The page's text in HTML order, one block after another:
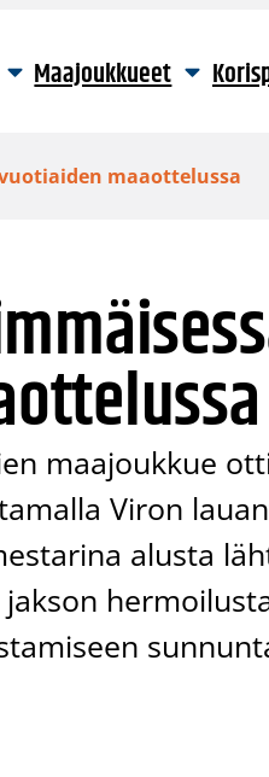
Maajoukkueet
maaottelussa
maajoukkue
Viron
alusta